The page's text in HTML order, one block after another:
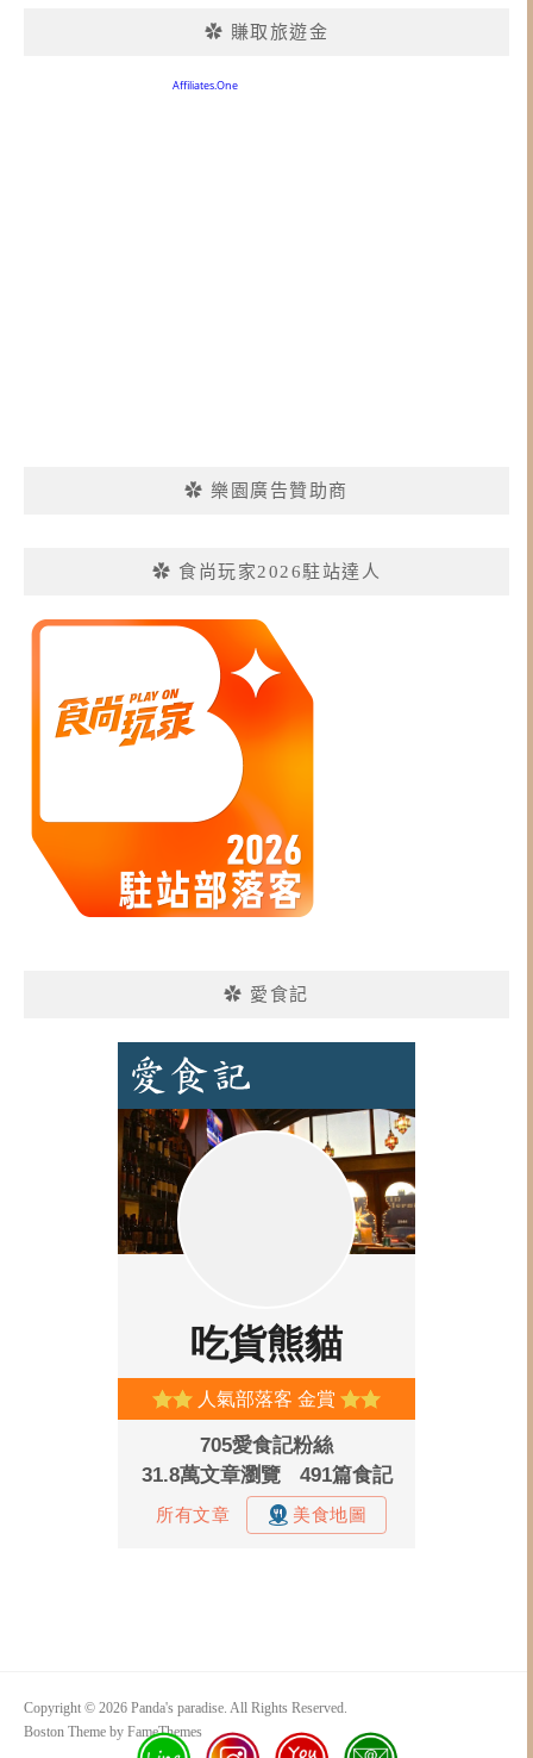
✿ 賺取旅遊金
✿ 樂園廣告贊助商
✿ 食尚玩家2026駐站達人
✿ 愛食記
Copyright © 2026 Panda's paradise. All Rights Reserved.
Boston Theme by FameThemes